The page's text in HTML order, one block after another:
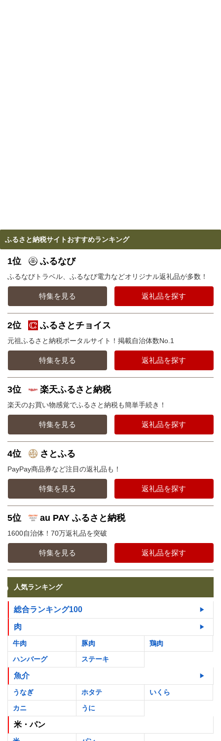
ふるさと納税サイトおすすめランキング
1位 ふるなび
ふるなびトラベル、ふるなび電力などオリジナル返礼品が多数！
特集を見る 返礼品を探す
2位 ふるさとチョイス
元祖ふるさと納税ポータルサイト！掲載自治体数No.1
特集を見る 返礼品を探す
3位 楽天ふるさと納税
楽天のお買い物感覚でふるさと納税も簡単手続き！
特集を見る 返礼品を探す
4位 さとふる
PayPay商品券など注目の返礼品も！
特集を見る 返礼品を探す
5位 au PAY ふるさと納税
1600自治体！70万返礼品を突破
特集を見る 返礼品を探す
人気ランキング
総合ランキング100
肉
牛肉 豚肉
鶏肉
ハンバーグ
ステーキ
魚介
うなぎ ホタテ
いくら
カニ
うに
米・パン